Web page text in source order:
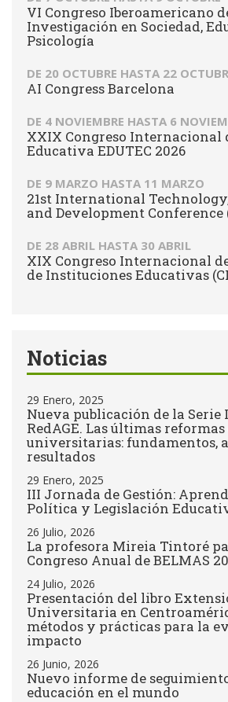
VI Congreso Iberoamericano
Investigación en Sociedad,
Psicología
DE 20 OCTUBRE HASTA 22
AI Congress Barcelona
DE 4 NOVIEMBRE HASTA 6
XXIX Congreso Internacional
Educativa EDUTEC 2026
DE 9 MARZO HASTA 11 MARZO
21st International
and Development Conference
DE 28 ABRIL HASTA 30 ABRIL
XIX Congreso Internacional
de Instituciones Educativas
Noticias
29 Enero, 2025
Nueva publicación de la Serie
RedAGE. Las últimas
universitarias: fundamentos,
resultados
29 Enero, 2025
III Jornada de Gestión:
Política y Legislación
26 Julio, 2026
La profesora Mireia Tintoré
Congreso Anual de BELMAS
24 Julio, 2026
Presentación del libro
Universitaria en
métodos y prácticas para la
impacto
26 Junio, 2026
Nuevo informe de
educación en el mundo